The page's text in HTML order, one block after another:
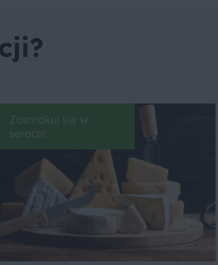
Zasmakuj się w
serach!